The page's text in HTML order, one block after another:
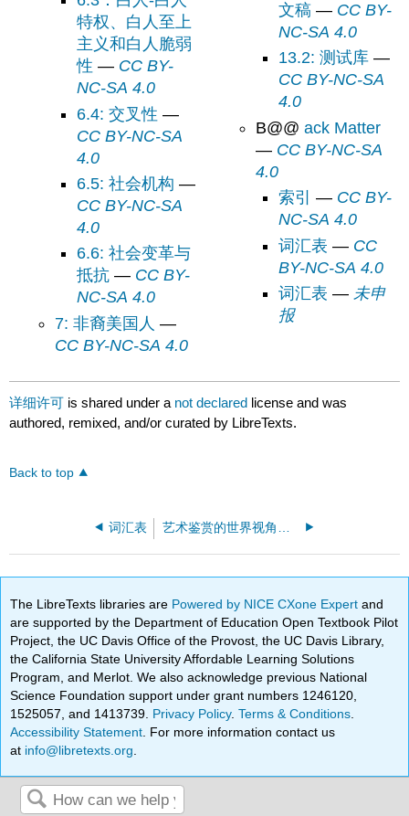
特权、白人至上
主义和白人脆弱
性 — CC BY-
NC-SA 4.0
6.4: 交叉性 —
CC BY-NC-SA
4.0
6.5: 社会机构 —
CC BY-NC-SA
4.0
6.6: 社会变革与
抵抗 — CC BY-
NC-SA 4.0
7: 非裔美国人 —
CC BY-NC-SA 4.0
文稿— CC BY-
NC-SA 4.0
13.2: 测试库—
CC BY-NC-SA
4.0
B@@ack Matter
— CC BY-NC-SA
4.0
索引
— CC BY-
NC-SA 4.0
词汇表 — CC
BY-NC-SA 4.0
词汇表 — 未申
报
详细许可 is shared under a not declared license and was
authored, remixed, and/or curated by LibreTexts.
Back to top
词汇表
The LibreTexts libraries are Powered by NICE CXone Expertand
are supported by the Department of Education Open Textbook Pilot
Project, the UC Davis Office of the Provost, the UC Davis Library,
the California State University Affordable Learning Solutions
Program, and Merlot. We also acknowledge previous National
Science Foundation support under grant numbers 1246120,
1525057, and 1413739. Privacy Policy.Terms & Conditions
Accessibility Statement . For more information contact us
at info@libretexts.org